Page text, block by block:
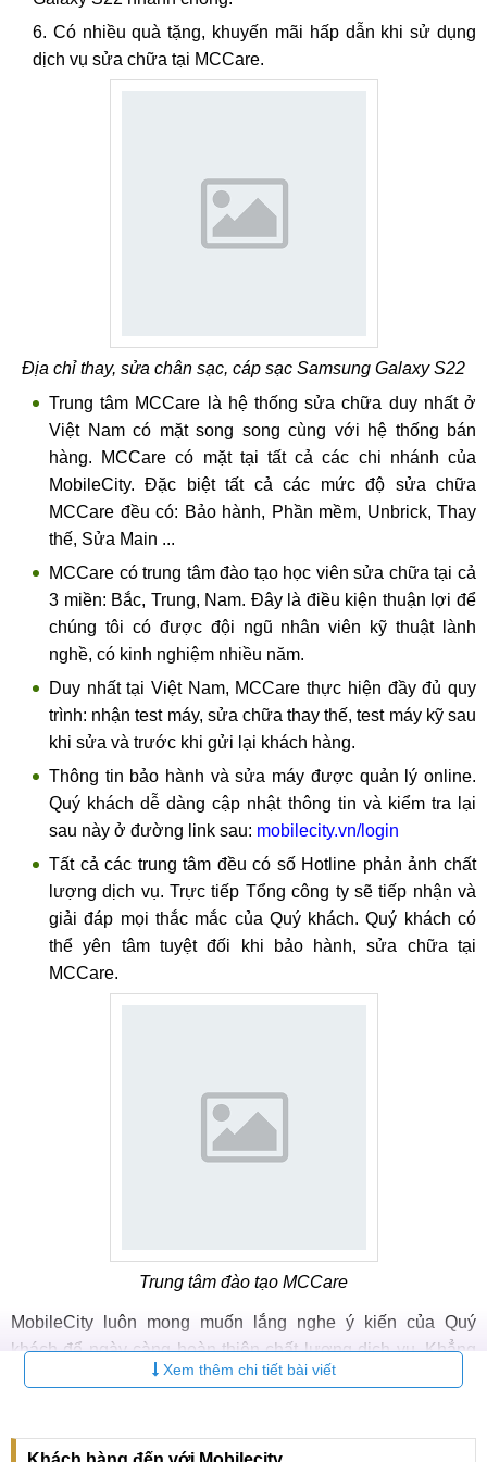
Có nhiều quà tặng, khuyến mãi hấp dẫn khi sử dụng
dịch vụ sửa chữa tại MCCare.
Địa chỉ thay, sửa chân sạc, cáp sạc Samsung Galaxy S22
Trung tâm MCCare là hệ thống sửa chữa duy nhất ở
Việt Nam có mặt song song cùng với hệ thống bán
hàng. MCCare có mặt tại tất cả các chi nhánh của
MobileCity. Đặc biệt tất cả các mức độ sửa chữa
MCCare đều có: Bảo hành, Phần mềm, Unbrick, Thay
thế, Sửa Main ...
MCCare có trung tâm đào tạo học viên sửa chữa tại cả
3 miền: Bắc, Trung, Nam. Đây là điều kiện thuận lợi để
chúng tôi có được đội ngũ nhân viên kỹ thuật lành
nghề, có kinh nghiệm nhiều năm.
Duy nhất tại Việt Nam, MCCare thực hiện đầy đủ quy
trình: nhận test máy, sửa chữa thay thế, test máy kỹ sau
khi sửa và trước khi gửi lại khách hàng.
Thông tin bảo hành và sửa máy được quản lý online.
Quý khách dễ dàng cập nhật thông tin và kiểm tra lại
sau này ở đường link sau: mobilecity.vn/login
Tất cả các trung tâm đều có số Hotline phản ảnh chất
lượng dịch vụ. Trực tiếp Tổng công ty sẽ tiếp nhận và
giải đáp mọi thắc mắc của Quý khách. Quý khách có
thể yên tâm tuyệt đối khi bảo hành, sửa chữa tại
MCCare.
Trung tâm đào tạo MCCare
MobileCity luôn mong muốn lắng nghe ý kiến của Quý
khách để ngày càng hoàn thiện chất lượng dịch vụ. Khẳng
định khẩu hiệu "KHÁCH HÀNG LÀ SỐ 1".
Xem thêm chi tiết bài viết